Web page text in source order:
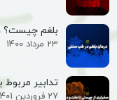
بلغم چیست؟
23 مرداد 1400
تدابیر
27 فروردین 1401